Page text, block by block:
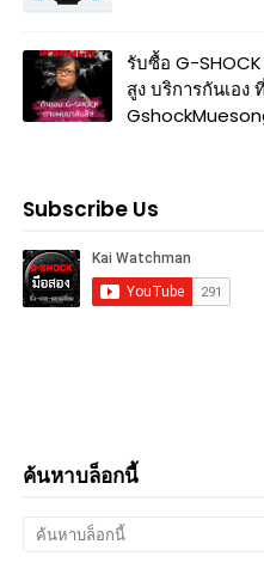
รับซื้อ G-
สูง บริการกันเอง ที่
Subscribe Us
ค้นหาบล็อกนี้